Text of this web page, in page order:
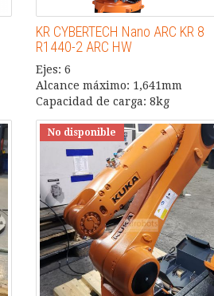
KR CYBERTECH Nano ARC KR 8
R1440-2 ARC HW
Ejes: 6
Alcance máximo: 1,641mm
Capacidad de carga: 8kg
No disponible